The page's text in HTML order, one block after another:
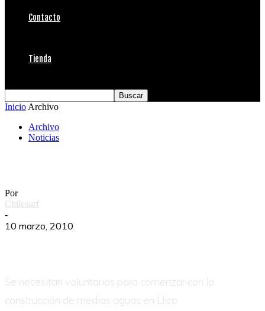
Contacto
Tienda
Inicio Archivo
Archivo
Noticias
Por
Chilesurf
-
10 marzo, 2010
Se necesitan voluntarios para comenzar con la
construcción de medias aguas en Llico.